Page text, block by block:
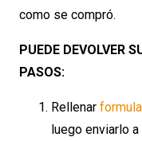
como se compró.
PUEDE DEVOLVER
PASOS:
Rellenar
luego enviarlo a